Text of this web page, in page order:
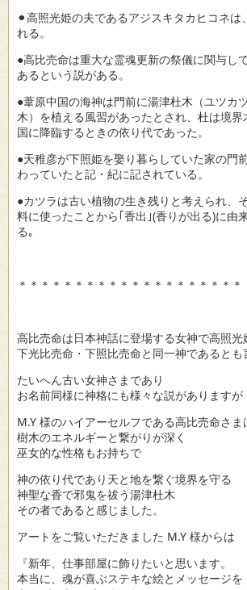
⚫︎高照光姫の夫であるアジスキタカヒコネ
れる。
●高比売命は重大な霊魂更新の祭儀に関与し
あるという説がある。
●葦原中国の海神は門前に湯津杜木（ユツカ
木）を植える風習があったとされ、杜は境界
国に降臨するときの依り代であった。
●天稚彦が下照姫を娶り暮らしていた家の門
わっていたと記・紀に記されている。
●カツラは古い植物の生き残りと考えられ、
料に使ったことから｢香出｣(香りが出る)に由
る｡
＊＊＊＊＊＊＊＊＊＊＊＊＊＊＊＊＊＊＊＊
高比売命は日本神話に登場する女神で高照光
下光比売命・下照比売命と同一神であるとも
たいへん古い女神さまであり
お名前同様に神格にも様々な説がありますが
M.Y 様のハイアーセルフである高比売命さま
樹木のエネルギーと繋がりが深く
巫女的な性格もお持ちで
神の依り代であり天と地を繋ぐ境界を守る
神聖な香で邪鬼を祓う湯津杜木
その者であると感じました。
アートをご覧いただきました M.Y 様からは
『新年、仕事部屋に飾りたいと思います。
本当に、魂が喜ぶステキな絵とメッセージを